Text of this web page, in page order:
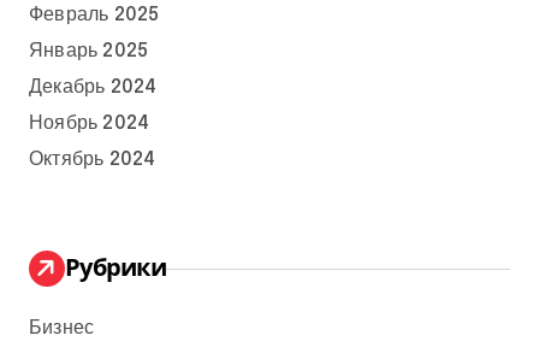
Февраль 2025
Январь 2025
Декабрь 2024
Ноябрь 2024
Октябрь 2024
Рубрики
Бизнес